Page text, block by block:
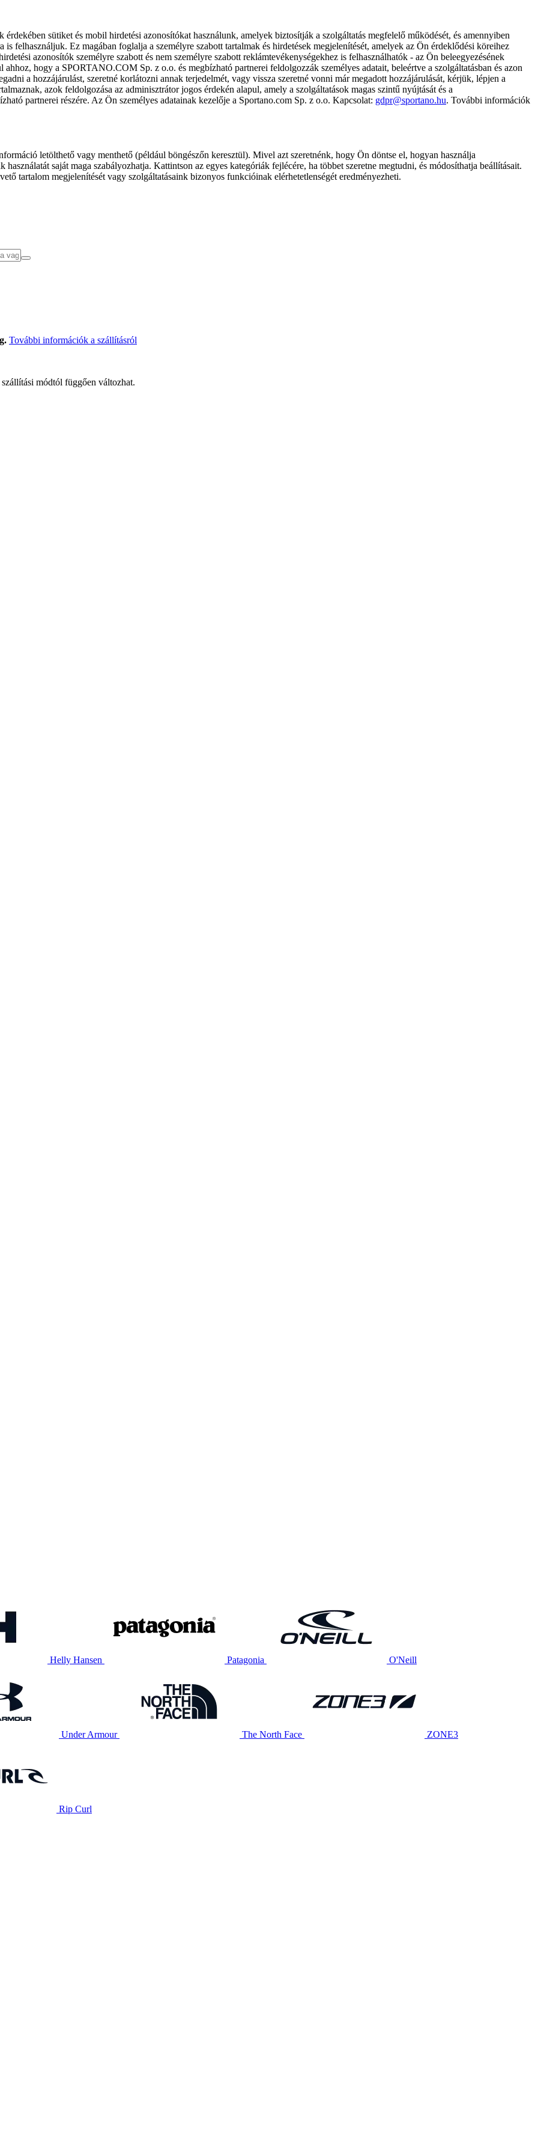
sütiket és mobil hirdetési azonosítókat használunk, amelyek biztosítják a szolgáltatás megfelelő működését, és amennyiben
is felhasználjuk. Ez magában foglalja a személyre szabott tartalmak és hirdetések megjelenítését, amelyek az Ön érdeklődési köreihez
azonosítók személyre szabott és nem személyre szabott reklámtevékenységekhez is felhasználhatók - az Ön beleegyezésének
hogy a SPORTANO.COM Sp. z o.o. és megbízható partnerei feldolgozzák személyes adatait, beleértve a szolgáltatásban és azon
a hozzájárulást, szeretné korlátozni annak terjedelmét, vagy vissza szeretné vonni már megadott hozzájárulását, kérjük, lépjen a
azok feldolgozása az adminisztrátor jogos érdekén alapul, amely a szolgáltatások magas szintű nyújtását és a
partnerei részére. Az Ön személyes adatainak kezelője a Sportano.com Sp. z o.o. Kapcsolat: gdpr@sportano.hu. További információk
letölthető vagy menthető (például böngészőn keresztül). Mivel azt szeretnénk, hogy Ön döntse el, hogyan használja
saját maga szabályozhatja. Kattintson az egyes kategóriák fejlécére, ha többet szeretne megtudni, és módosíthatja beállításait.
tartalom megjelenítését vagy szolgáltatásaink bizonyos funkcióinak elérhetetlenségét eredményezheti.
További információk a szállításról
módtól függően változhat.
Helly Hansen Patagonia O'Neill
Under Armour The North Face ZONE3
Rip Curl